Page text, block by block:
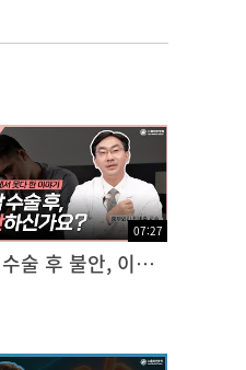
07:27
폐암 수술 후 불안, 이렇게 다스리자!